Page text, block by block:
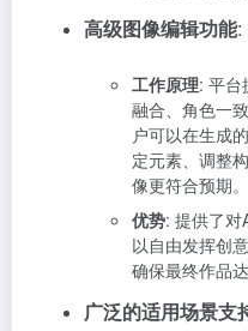
高级图像编辑功能:
工作原理: 平台
融合、角色一
户可以在生成
定元素、调整
像更符合预期。
优势: 提供了
以自由发挥创
确保最终作品
广泛的适用场景支